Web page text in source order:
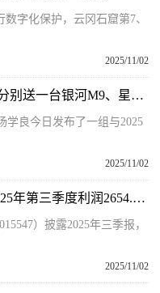
字化保护，云冈石窟第7、
2025/11/02
吉利杨学良与2名杭马冠军合照：分别送一台银河M9、星耀8
学良今日发布了一组与2025
2025/11/02
华商核心成长一年持有混合A：2025年第三季度利润2654.41万元 净值增长率42.5% 独家
）披露2025年三季报，
2025/11/02